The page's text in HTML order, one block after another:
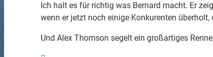
Ich halt es für richtig was Bernard macht. Er
wenn er jetzt noch einige Konkurenten
Und Alex Thomson segelt ein großartiges